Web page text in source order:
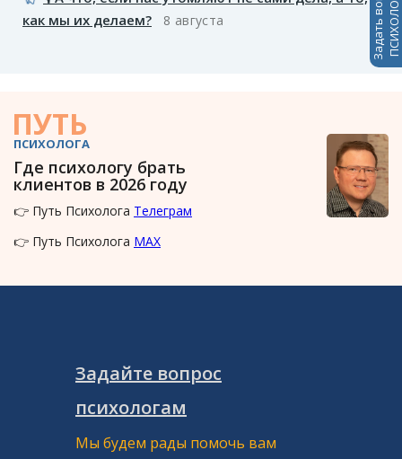
как мы их делаем?
8 августа
ПУТЬ
ПСИХОЛОГА
Где психологу брать
клиентов в 2026 году
👉 Путь Психолога Телеграм
👉 Путь Психолога MAX
ПСИХОЛОГАМ
Задайте вопрос
психологам
Мы будем рады помочь вам